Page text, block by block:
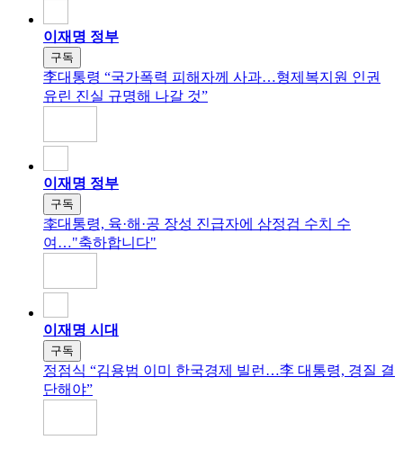
이재명 정부
구독
李대통령 “국가폭력 피해자께 사과…형제복지원 인권
유린 진실 규명해 나갈 것”
이재명 정부
구독
李대통령, 육·해·공 장성 진급자에 삼정검 수치 수
여…"축하합니다"
이재명 시대
구독
정점식 “김용범 이미 한국경제 빌런…李 대통령, 경질 결
단해야”